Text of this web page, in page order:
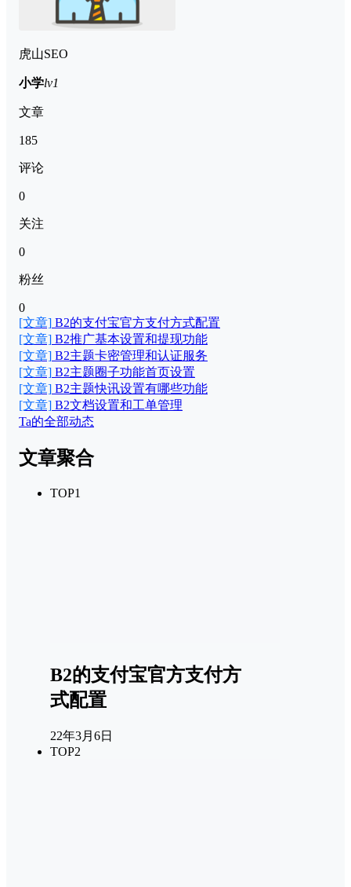
虎山SEO
小学lv1
文章
185
评论
0
关注
0
粉丝
0
[文章] B2的支付宝官方支付方式配置
[文章] B2推广基本设置和提现功能
[文章] B2主题卡密管理和认证服务
[文章] B2主题圈子功能首页设置
[文章] B2主题快讯设置有哪些功能
[文章] B2文档设置和工单管理
Ta的全部动态
文章聚合
TOP1
B2的支付宝官方支付方
式配置
22年3月6日
TOP2